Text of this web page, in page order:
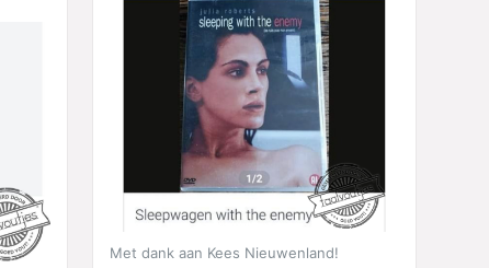
Met dank aan Kees Nieuwenland!